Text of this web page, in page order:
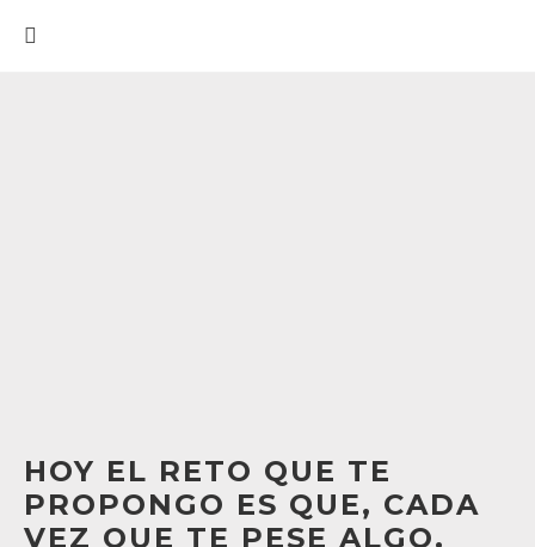
HOY EL RETO QUE TE
PROPONGO ES QUE, CADA
VEZ QUE TE PESE ALGO,